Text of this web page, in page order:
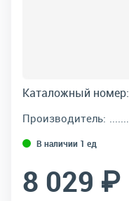
Каталожный номер:
Производитель:
В наличии 1 ед
8 029 ₽